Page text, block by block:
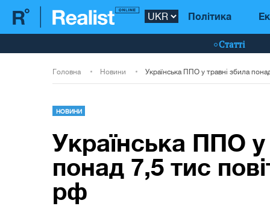
Політика
Статті
Головна Новини
НОВИНИ
Українська ППО у
понад 7,5 тис
рф